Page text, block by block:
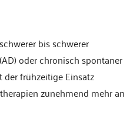
bis schwerer
oder chronisch spontaner
frühzeitige Einsatz
zunehmend mehr an